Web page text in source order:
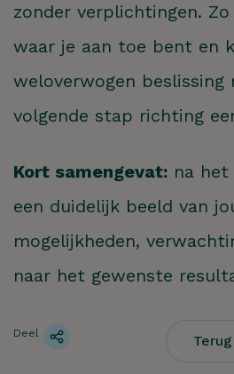
Hoe kunnen
helpen?
zonder verplichtingen.
waar je aan toe bent en
weloverwogen beslissing
volgende stap richting
Kort samengevat: na
een duidelijk beeld van
mogelijkheden,
naar het gewenste
Deel